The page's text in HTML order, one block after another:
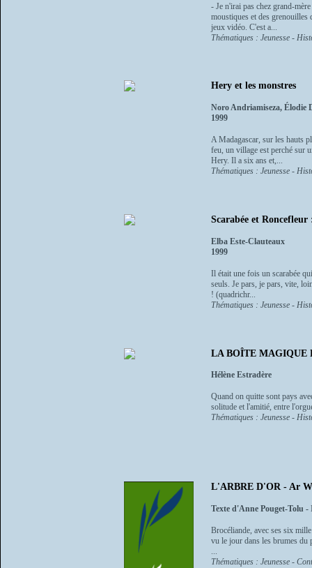
- Je n'irai pas chez grand-
moustiques et des grenouilles
jeux vidéo. C'est a...
Thématiques : Jeunesse -
Hery et les monstres
Noro Andriamiseza, Élodie
1999
A Madagascar, sur les hauts
feu, un village est perché sur
Hery. Il a six ans et,...
Thématiques : Jeunesse -
Scarabée et Roncefleur
Elba Este-Clauteaux
1999
Il était une fois un scarabée
seuls. Je pars, je pars, vite,
! (quadrichr...
Thématiques : Jeunesse -
LA BOÎTE MAGIQUE
Hélène Estradère
Quand on quitte sont pays
solitude et l'amitié, entre
Thématiques : Jeunesse -
L'ARBRE D'OR - Ar
Texte d'Anne Pouget-Tolu
Brocéliande, avec ses six
vu le jour dans les brumes du
...
Thématiques : Jeunesse -